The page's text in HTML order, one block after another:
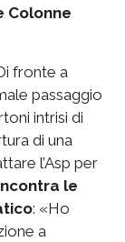
Colonne
fronte a
passaggio
intrisi di
di una
l’Asp per
le
: «Ho
a